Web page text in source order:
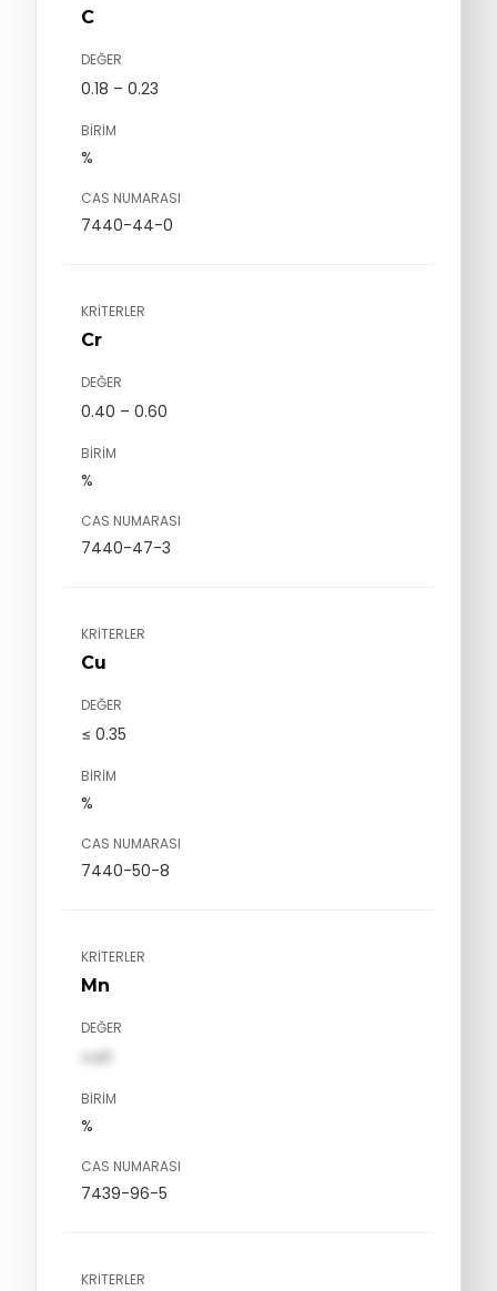
C
DEĞER
0.18 – 0.23
BIRIM
%
CAS NUMARASI
7440-44-0
KRITERLER
Cr
DEĞER
0.40 – 0.60
BIRIM
%
CAS NUMARASI
7440-47-3
KRITERLER
Cu
DEĞER
≤ 0.35
BIRIM
%
CAS NUMARASI
7440-50-8
KRITERLER
Mn
DEĞER
val1
BIRIM
%
CAS NUMARASI
7439-96-5
KRITERLER